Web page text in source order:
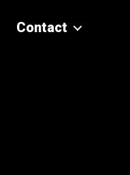
Contact